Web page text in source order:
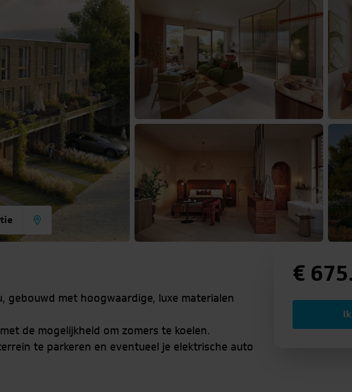
gebouwd met hoogwaardige, luxe materialen
de mogelijkheid om zomers te koelen.
te parkeren en eventueel je elektrische auto
€